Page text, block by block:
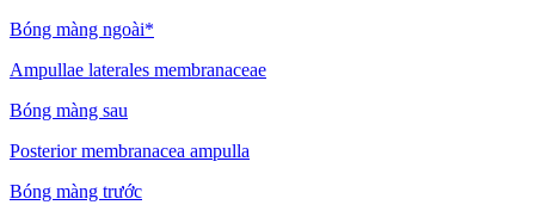
Bóng màng ngoài*
Ampullae laterales membranaceae
Bóng màng sau
Posterior membranacea ampulla
Bóng màng trước